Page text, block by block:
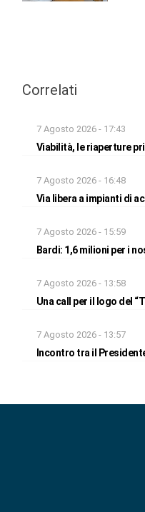
Correlati
7 Agosto 2026 - 17:43
Viabilità, le riaperture
7 Agosto 2026 - 16:48
Via libera a impianti di
7 Agosto 2026 - 15:59
Bardi: 1,6 milioni per i
7 Agosto 2026 - 13:58
Una call per il logo del
7 Agosto 2026 - 13:57
Incontro tra il